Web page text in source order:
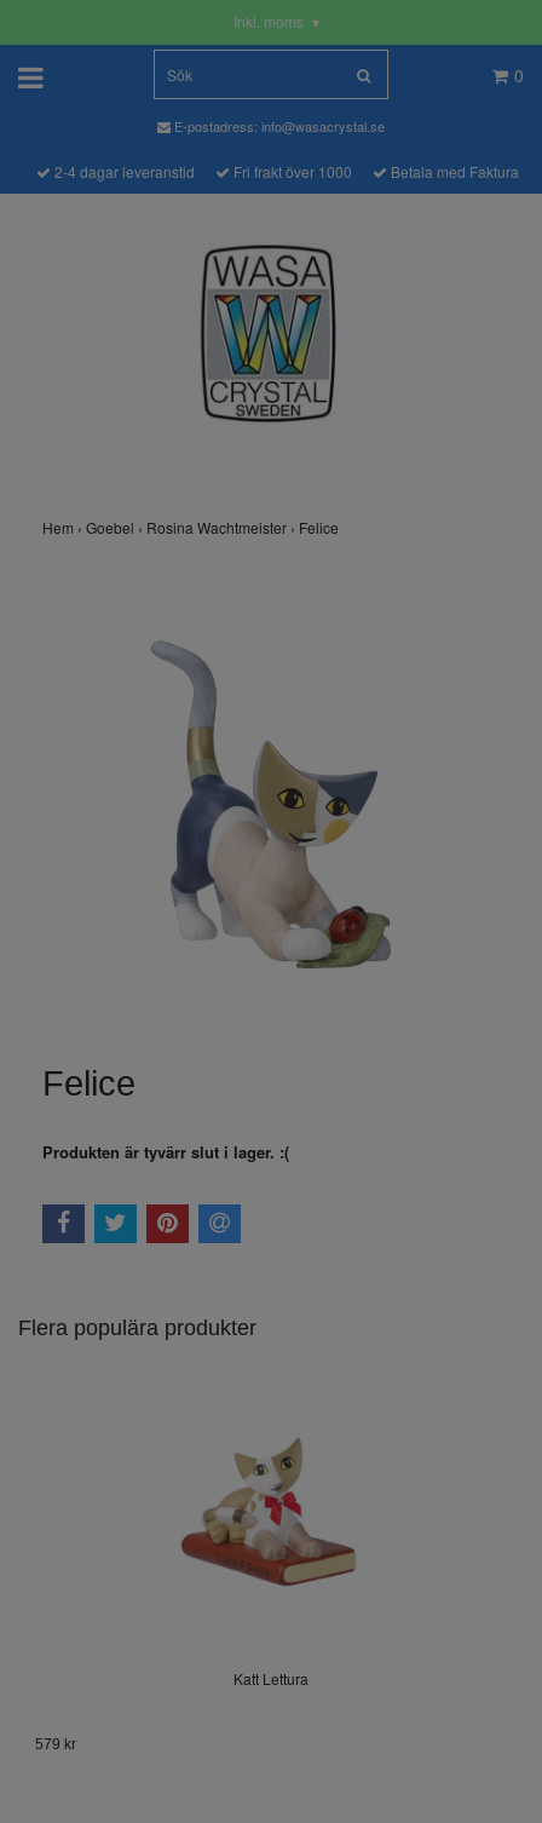
Inkl. moms ▾
0
E-postadress: info@wasacrystal.se
2-4 dagar leveranstid Fri frakt över 1000 Betala med Faktura
Hem › Goebel › Rosina Wachtmeister › Felice
Felice
Produkten är tyvärr slut i lager. :(
Flera populära produkter
Katt Lettura
579 kr